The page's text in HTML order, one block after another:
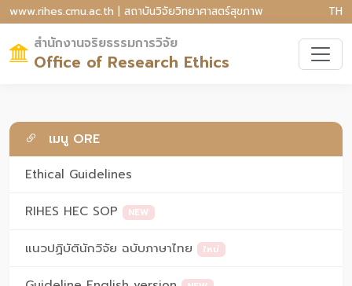
www.rihes.cmu.ac.th | สถาบันวิจัยวิทยาศาสตร์สุขภาพ TH
สำนักงานจริยธรรมการวิจัย
Office of Research Ethics
เมนู ORE
Ethical Guidelines
RIHES HEC SOP NEW
แนวปฏิบัตินักวิจัย ฉบับภาษาไทย ใหม่